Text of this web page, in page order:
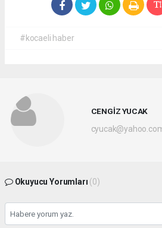
#kocaeli haber
CENGİZ YUCAK
Okuyucu Yorumları (0)